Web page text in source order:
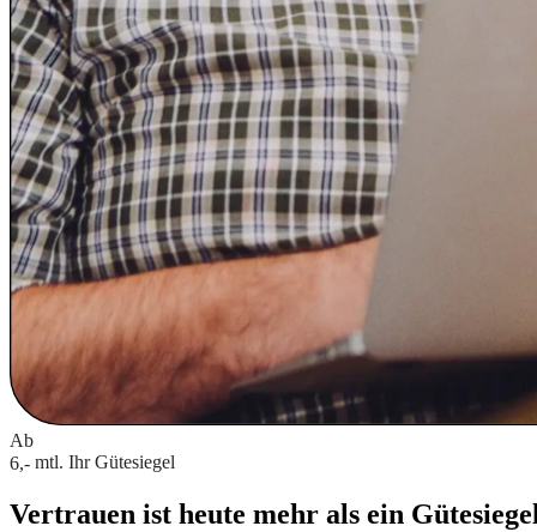
Ab
6,- mtl. Ihr Gütesiegel
Vertrauen ist heute mehr als ein